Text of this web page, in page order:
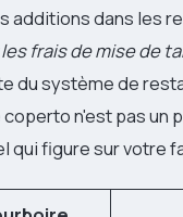
additions dans les
frais de mise de
du système de
n'est pas un
qui figure sur votre